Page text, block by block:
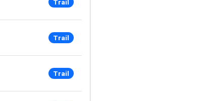
Trail
Trail
Trail